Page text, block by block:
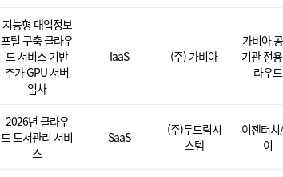
지능형 대입정보
포털 구축 클라우
드 서비스 기반
추가 GPU 서버
임차
IaaS (주) 가비아
가비아
기관 전
라우드
2026년 클라우
드 도서관리 서비
스
SaaS
(주)두드림시
스템
이젠터
이